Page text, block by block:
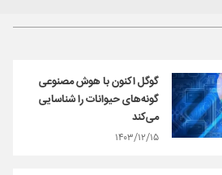
گوگل اکنون با هوش مصنوعی
گونه‌های حیوانات را شناسایی
می‌کند
۱۴۰۳/۱۲/۱۵